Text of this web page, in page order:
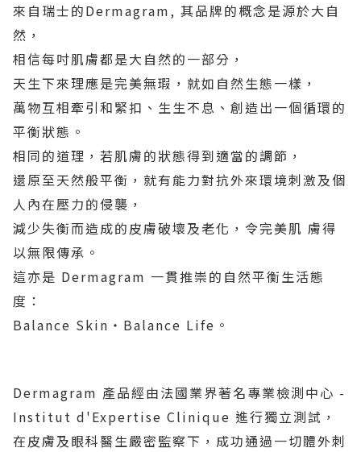
來自瑞士的Dermagram, 其品牌的概念是源於大自
然，
相信每吋肌膚都是大自然的一部分，
天生下來理應是完美無瑕，就如自然生態一樣，
萬物互相牽引和緊扣、生生不息、創造出一個循環的
平衡狀態。
相同的道理，若肌膚的狀態得到適當的調節，
還原至天然般平衡，就有能力對抗外來環境刺激及個
人內在壓力的侵襲，
減少失衡而造成的皮膚破壞及老化，令完美肌 膚得
以無限傳承。
這亦是 Dermagram 一貫推崇的自然平衡生活態
度：
Balance Skin‧Balance Life。
Dermagram 產品經由法國業界著名專業檢測中心 -
Institut d'Expertise Clinique 進行獨立測試，
在皮膚及眼科醫生嚴密監察下，成功通過一切體外刺